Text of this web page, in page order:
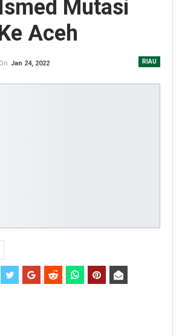
Mutasi
Aceh
RIAU
On Jan 24, 2022